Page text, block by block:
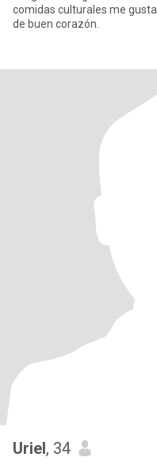
comidas culturales me
de buen corazón.
Uriel, 34